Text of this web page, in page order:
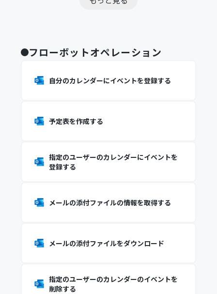
フローボットオペレーション
自分のカレンダーにイベントを登録する
予定表を作成する
指定のユーザーのカレンダーにイベントを
登録する
メールの添付ファイルの情報を取得する
メールの添付ファイルをダウンロード
指定のユーザーのカレンダーのイベントを
削除する